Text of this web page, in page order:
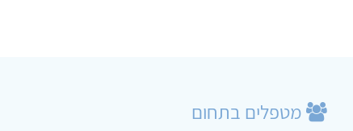
מטפלים בתחום